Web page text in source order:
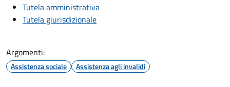
Tutela amministrativa
Tutela giurisdizionale
Argomenti:
Assistenza sociale Assistenza agli invalidi